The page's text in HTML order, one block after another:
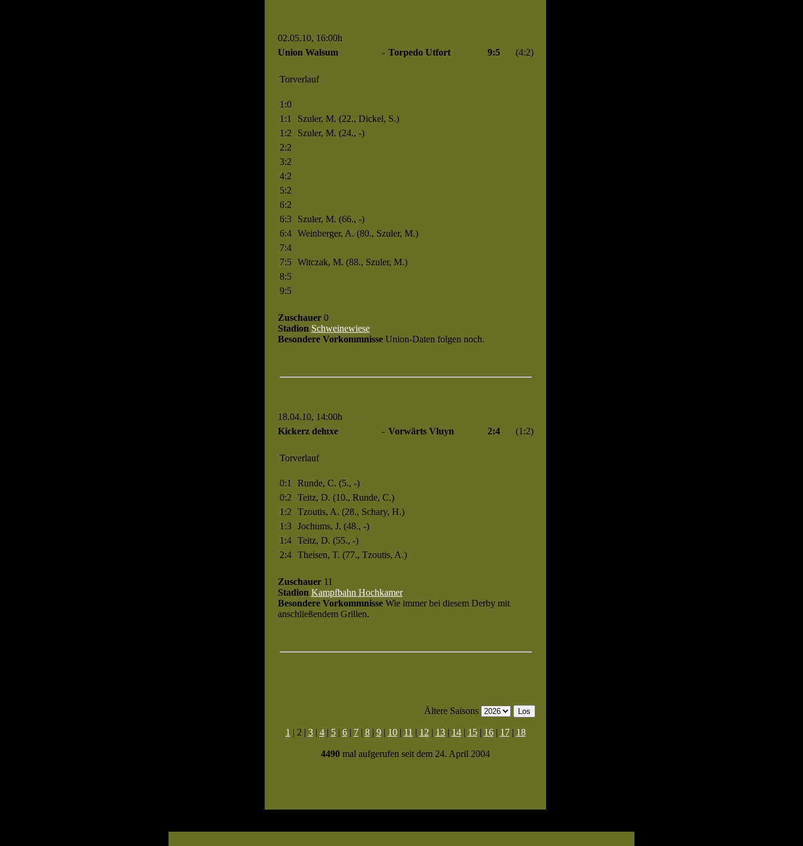
02.05.10, 16:00h
Union Walsum
- Torpedo Utfort 9:5 (4:2)
Torverlauf
1:0
1:1
Szuler, M. (22., Dickel, S.)
1:2
Szuler, M. (24., -)
2:2
3:2
4:2
5:2
6:2
6:3
Szuler, M. (66., -)
6:4
Weinberger, A. (80., Szuler, M.)
7:4
7:5
Witczak, M. (88., Szuler, M.)
8:5
9:5
Zuschauer0
Stadion Schweinewiese
Besondere VorkommnisseUnion-Daten folgen noch.
18.04.10, 14:00h
Kickerz deluxe
- Vorwärts Vluyn 2:4 (1:2)
Torverlauf
0:1
Runde, C. (5., -)
0:2
Teitz, D. (10., Runde, C.)
1:2
Tzoutis, A. (28., Schary, H.)
1:3
Jochums, J. (48., -)
1:4
Teitz, D. (55., -)
2:4
Theisen, T. (77., Tzoutis, A.)
Zuschauer11
Stadion Kampfbahn Hochkamer
Besondere VorkommnisseWie immer bei diesem Derby mit
anschließendem Grillen.
Ältere Saisons
1 | 2 | 3| 4| 5| 6| 7| 8| 9| 10| 11 | 12 | 13| 14| 15| 16| 17| 18
4490 mal aufgerufen seit dem 24. April 2004